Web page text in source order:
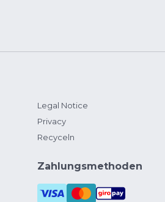
Legal Notice
Privacy
Recyceln
Zahlungsmethoden